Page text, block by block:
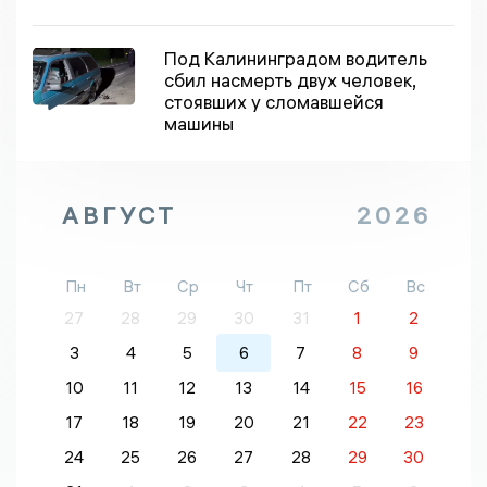
Под Калининградом водитель
сбил насмерть двух человек,
стоявших у сломавшейся
машины
АВГУСТ 2026
Пн Вт Ср Чт Пт Сб
Вс
27
28 29 30 31 1
2
3
4 5 6 7 8
9
10
11 12 13 14 15
16
17
18 19 20 21 22
23
24
25 26 27 28 29
30